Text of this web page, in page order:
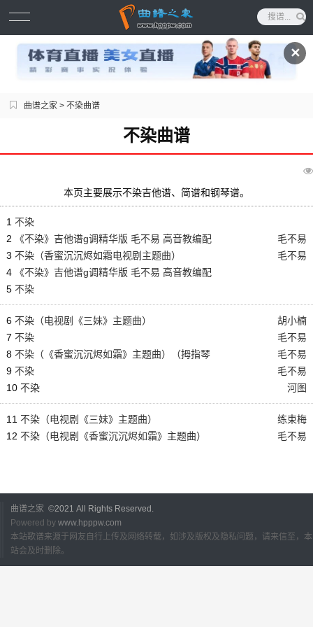
✕
曲谱之家 > 不染曲谱
不染曲谱
本页主要展示不染吉他谱、简谱和钢琴谱。
1 不染
2
《不染》吉他谱g调精华版 毛不易 高音教编配
毛不易
3 不染（香蜜沉沉烬如霜电视剧主题曲）
毛不易
4
《不染》吉他谱g调精华版 毛不易 高音教编配
5 不染
6 不染（电视剧《三妹》主题曲）
胡小楠
7 不染
毛不易
8 不染（《香蜜沉沉烬如霜》主题曲）（拇指琴
卡林巴琴专用谱）
毛不易
9 不染
毛不易
10 不染 河图
11 不染（电视剧《三妹》主题曲）
练束梅
12 不染（电视剧《香蜜沉沉烬如霜》主题曲） 毛不易
曲谱之家 ©2021 All Rights Reserved.
Powered by www.hpppw.com
本站歌谱来源于网友自行上传及网络转载，如涉及版权及隐私问题，请来信至，本
站会及时删除。